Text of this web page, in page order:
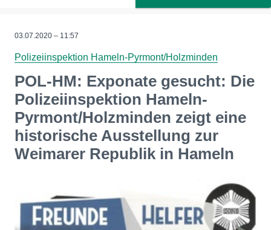
03.07.2020 – 11:57
Polizeiinspektion Hameln-Pyrmont/Holzminden
POL-HM: Exponate gesucht: Die
Polizeiinspektion Hameln-
Pyrmont/Holzminden zeigt eine
historische Ausstellung zur
Weimarer Republik in Hameln